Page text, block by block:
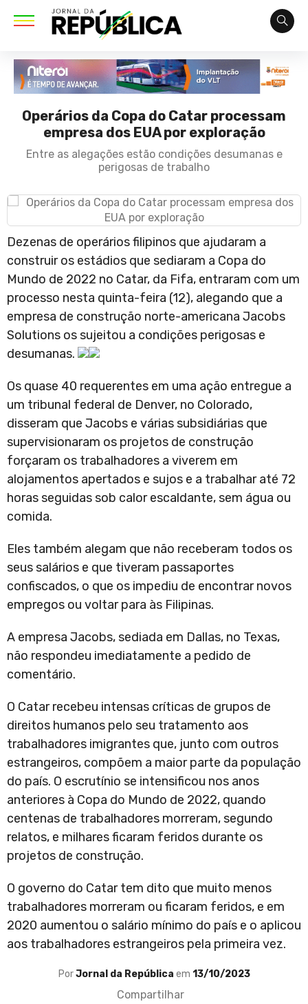
Operários da Copa do Catar processam
empresa dos EUA por exploração
Entre as alegações estão condições desumanas e
perigosas de trabalho
Dezenas de operários filipinos que ajudaram a
construir os estádios que sediaram a Copa do
Mundo de 2022 no Catar, da Fifa, entraram com um
processo nesta quinta-feira (12), alegando que a
empresa de construção norte-americana Jacobs
Solutions os sujeitou a condições perigosas e
desumanas.
Os quase 40 requerentes em uma ação entregue a
um tribunal federal de Denver, no Colorado,
disseram que Jacobs e várias subsidiárias que
supervisionaram os projetos de construção
forçaram os trabalhadores a viverem em
alojamentos apertados e sujos e a trabalhar até 72
horas seguidas sob calor escaldante, sem água ou
comida.
Eles também alegam que não receberam todos os
seus salários e que tiveram passaportes
confiscados, o que os impediu de encontrar novos
empregos ou voltar para às Filipinas.
A empresa Jacobs, sediada em Dallas, no Texas,
não respondeu imediatamente a pedido de
comentário.
O Catar recebeu intensas críticas de grupos de
direitos humanos pelo seu tratamento aos
trabalhadores imigrantes que, junto com outros
estrangeiros, compõem a maior parte da população
do país. O escrutínio se intensificou nos anos
anteriores à Copa do Mundo de 2022, quando
centenas de trabalhadores morreram, segundo
relatos, e milhares ficaram feridos durante os
projetos de construção.
O governo do Catar tem dito que muito menos
trabalhadores morreram ou ficaram feridos, e em
2020 aumentou o salário mínimo do país e o aplicou
aos trabalhadores estrangeiros pela primeira vez.
PorJornal da República em 13/10/2023
Compartilhar